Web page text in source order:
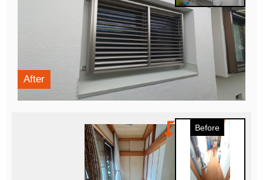
After
Before